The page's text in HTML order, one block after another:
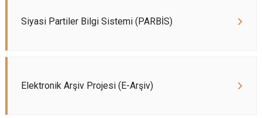
Siyasi Partiler Bilgi Sistemi (PARBİS)
Elektronik Arşiv Projesi (E-Arşiv)